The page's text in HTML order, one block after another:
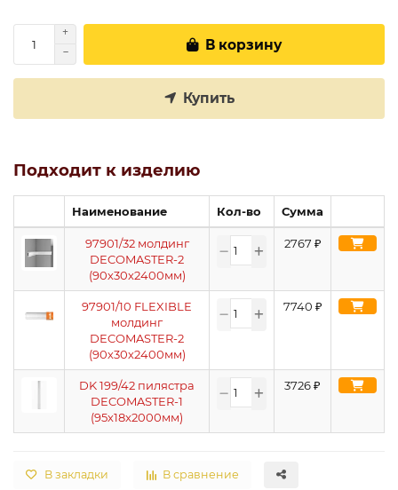
В корзину
Купить
Подходит к изделию
Наименование Кол-во Сумма
97901/32 молдинг
DECOMASTER-2
(90х30х2400мм)
2767 ₽
97901/10 FLEXIBLE
молдинг
DECOMASTER-2
(90х30х2400мм)
7740 ₽
DK 199/42 пилястра
DECOMASTER-1
(95х18x2000мм)
3726₽
В закладки В сравнение